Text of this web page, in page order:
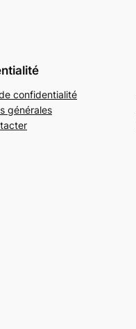
confidentialité
générales